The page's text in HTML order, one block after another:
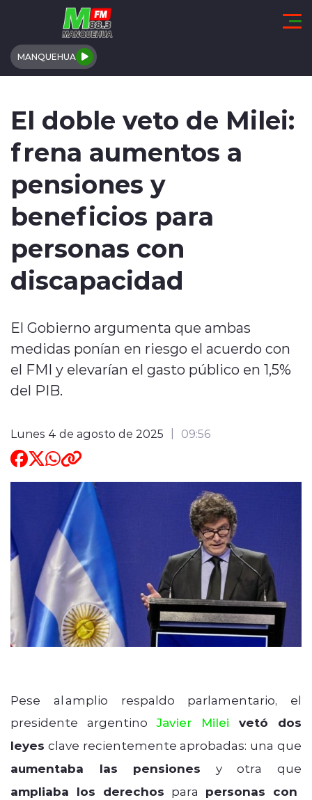
Click acá para ir directamente al contenido
MANQUEHUA
REGIONALES
ACTUALIDAD
ENTREVISTAS
modo claro
El doble veto de Milei:
frena aumentos a
pensiones y
beneficios para
personas con
discapacidad
El Gobierno argumenta que ambas
medidas ponían en riesgo el acuerdo con
el FMI y elevarían el gasto público en 1,5%
del PIB.
Lunes 4 de agosto de 2025 09:56
Pese al amplio respaldo parlamentario, el
presidente argentinoJavier Milei vetó dos
leyes clave recientemente aprobadas: una que
aumentaba las pensiones y otra que
ampliaba los derechos para personas con